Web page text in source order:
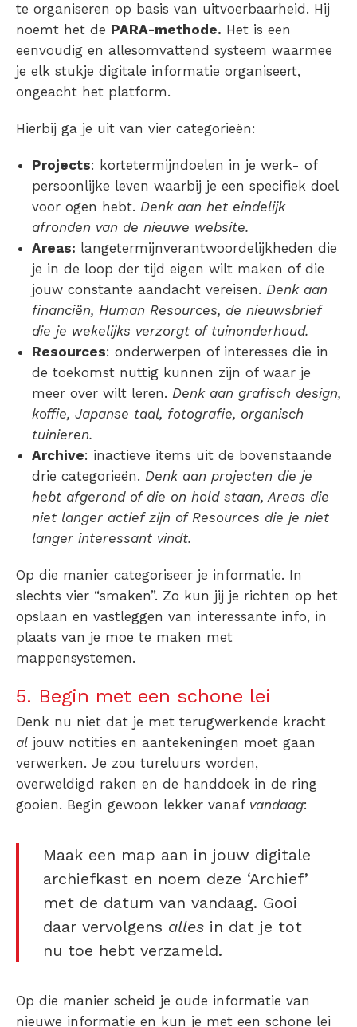
te organiseren op basis van uitvoerbaarheid. Hij
noemt het de PARA-methode. Het is een
eenvoudig en allesomvattend systeem waarmee
je elk stukje digitale informatie organiseert,
ongeacht het platform.
Hierbij ga je uit van vier categorieën:
Projects: kortetermijndoelen in je werk- of
persoonlijke leven waarbij je een specifiek doel
voor ogen hebt. Denk aan het eindelijk
afronden van de nieuwe website.
Areas: langetermijnverantwoordelijkheden die
je in de loop der tijd eigen wilt maken of die
jouw constante aandacht vereisen. Denk aan
financiën, Human Resources, de nieuwsbrief
die je wekelijks verzorgt of tuinonderhoud.
Resources: onderwerpen of interesses die in
de toekomst nuttig kunnen zijn of waar je
meer over wilt leren. Denk aan grafisch design,
koffie, Japanse taal, fotografie, organisch
tuinieren.
Archive: inactieve items uit de bovenstaande
drie categorieën. Denk aan projecten die je
hebt afgerond of die on hold staan, Areas die
niet langer actief zijn of Resources die je niet
langer interessant vindt.
Op die manier categoriseer je informatie. In
slechts vier “smaken”. Zo kun jij je richten op het
opslaan en vastleggen van interessante info, in
plaats van je moe te maken met
mappensystemen.
5. Begin met een schone lei
Denk nu niet dat je met terugwerkende kracht
al jouw notities en aantekeningen moet gaan
verwerken. Je zou tureluurs worden,
overweldigd raken en de handdoek in de ring
gooien. Begin gewoon lekker vanaf vandaag:
Maak een map aan in jouw digitale
archiefkast en noem deze ‘Archief’
met de datum van vandaag. Gooi
daar vervolgens alles in dat je tot
nu toe hebt verzameld.
Op die manier scheid je oude informatie van
nieuwe informatie en kun je met een schone lei